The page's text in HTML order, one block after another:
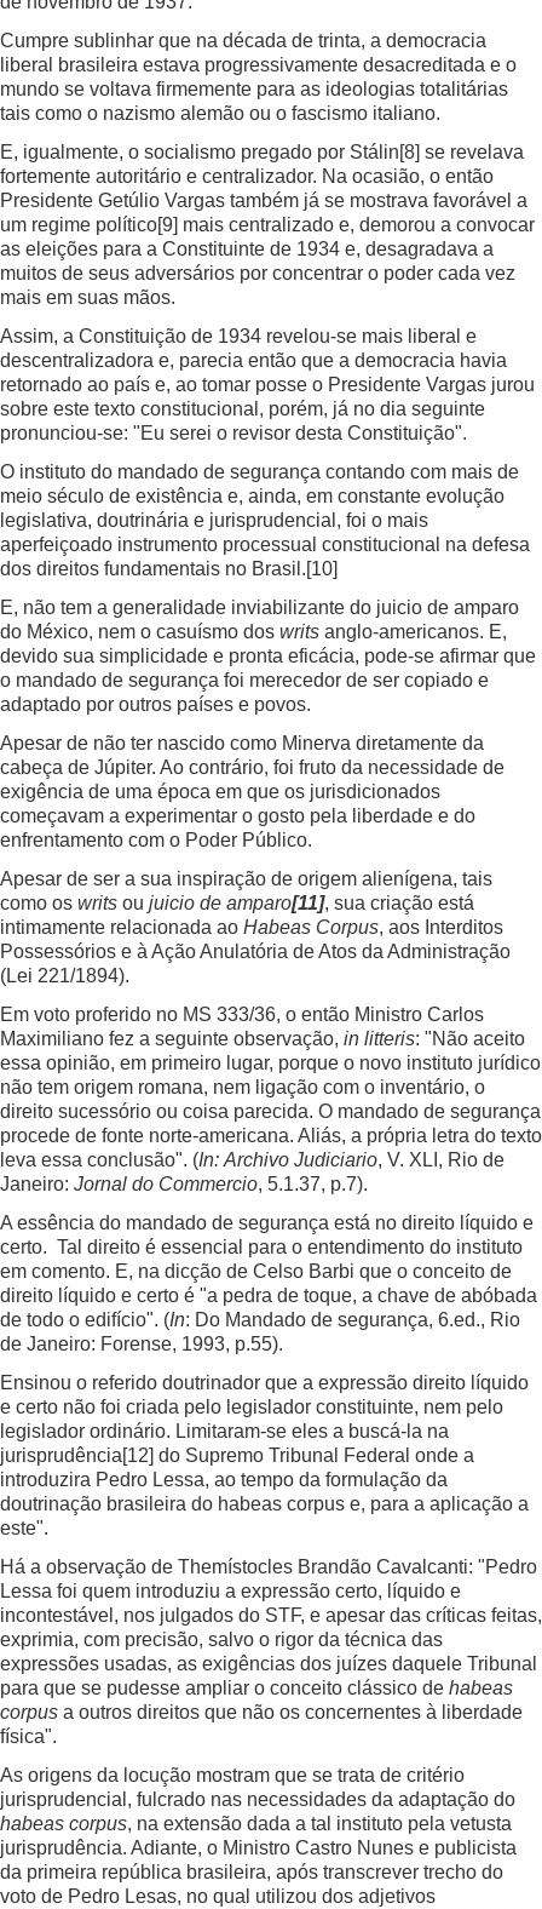
Cumpre sublinhar que na década de trinta, a democracia
liberal brasileira estava progressivamente desacreditada e o
mundo se voltava firmemente para as ideologias totalitárias
tais como o nazismo alemão ou o fascismo italiano.
E, igualmente, o socialismo pregado por Stálin[8] se revelava
fortemente autoritário e centralizador. Na ocasião, o então
Presidente Getúlio Vargas também já se mostrava favorável a
um regime político[9] mais centralizado e, demorou a convocar
as eleições para a Constituinte de 1934 e, desagradava a
muitos de seus adversários por concentrar o poder cada vez
mais em suas mãos.
Assim, a Constituição de 1934 revelou-se mais liberal e
descentralizadora e, parecia então que a democracia havia
retornado ao país e, ao tomar posse o Presidente Vargas jurou
sobre este texto constitucional, porém, já no dia seguinte
pronunciou-se: "Eu serei o revisor desta Constituição".
O instituto do mandado de segurança contando com mais de
meio século de existência e, ainda, em constante evolução
legislativa, doutrinária e jurisprudencial, foi o mais
aperfeiçoado instrumento processual constitucional na defesa
dos direitos fundamentais no Brasil.[10]
E, não tem a generalidade inviabilizante do juicio de amparo
do México, nem o casuísmo dos writs anglo-americanos. E,
devido sua simplicidade e pronta eficácia, pode-se afirmar que
o mandado de segurança foi merecedor de ser copiado e
adaptado por outros países e povos.
Apesar de não ter nascido como Minerva diretamente da
cabeça de Júpiter. Ao contrário, foi fruto da necessidade de
exigência de uma época em que os jurisdicionados
começavam a experimentar o gosto pela liberdade e do
enfrentamento com o Poder Público.
Apesar de ser a sua inspiração de origem alienígena, tais
como os writs ou juicio de amparo[11], sua criação está
intimamente relacionada ao Habeas Corpus, aos Interditos
Possessórios e à Ação Anulatória de Atos da Administração
(Lei 221/1894).
Em voto proferido no MS 333/36, o então Ministro Carlos
Maximiliano fez a seguinte observação, in litteris: "Não aceito
essa opinião, em primeiro lugar, porque o novo instituto jurídico
não tem origem romana, nem ligação com o inventário, o
direito sucessório ou coisa parecida. O mandado de segurança
procede de fonte norte-americana. Aliás, a própria letra do texto
leva essa conclusão". (In: Archivo Judiciario, V. XLI, Rio de
Janeiro: Jornal do Commercio, 5.1.37, p.7).
A essência do mandado de segurança está no direito líquido e
certo. Tal direito é essencial para o entendimento do instituto
em comento. E, na dicção de Celso Barbi que o conceito de
direito líquido e certo é "a pedra de toque, a chave de abóbada
de todo o edifício". (In: Do Mandado de segurança, 6.ed., Rio
de Janeiro: Forense, 1993, p.55).
Ensinou o referido doutrinador que a expressão direito líquido
e certo não foi criada pelo legislador constituinte, nem pelo
legislador ordinário. Limitaram-se eles a buscá-la na
jurisprudência[12] do Supremo Tribunal Federal onde a
introduzira Pedro Lessa, ao tempo da formulação da
doutrinação brasileira do habeas corpus e, para a aplicação a
este".
Há a observação de Themístocles Brandão Cavalcanti: "Pedro
Lessa foi quem introduziu a expressão certo, líquido e
incontestável, nos julgados do STF, e apesar das críticas feitas,
exprimia, com precisão, salvo o rigor da técnica das
expressões usadas, as exigências dos juízes daquele Tribunal
para que se pudesse ampliar o conceito clássico de habeas
corpus a outros direitos que não os concernentes à liberdade
física".
As origens da locução mostram que se trata de critério
jurisprudencial, fulcrado nas necessidades da adaptação do
habeas corpus, na extensão dada a tal instituto pela vetusta
jurisprudência. Adiante, o Ministro Castro Nunes e publicista
da primeira república brasileira, após transcrever trecho do
voto de Pedro Lesas, no qual utilizou dos adjetivos